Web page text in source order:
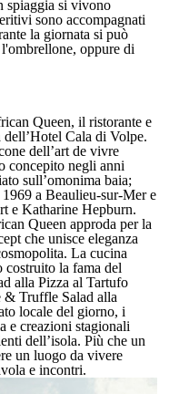
spiaggia si vivono
sono accompagnati
la giornata si può
oppure di
Queen, il ristorante e
Hotel Cala di Volpe.
dell’art de vivre
concepito negli anni
sull’omonima baia;
a Beaulieu-sur-Mer e
e Katharine Hepburn.
Queen approda per la
che unisce eleganza
La cucina
costruito la fama del
alla Pizza al Tartufo
& Truffle Salad alla
locale del giorno, i
e creazioni stagionali
dell’isola. Più che un
un luogo da vivere
e incontri.